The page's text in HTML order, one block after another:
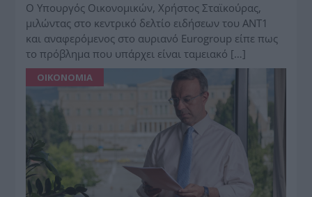
Ο Υπουργός Οικονομικών, Χρήστος Σταϊκούρας,
μιλώντας στο κεντρικό δελτίο ειδήσεων του ΑΝΤ1
και αναφερόμενος στο αυριανό Eurogroup είπε πως
το πρόβλημα που υπάρχει είναι ταμειακό […]
ΟΙΚΟΝΟΜΙΑ